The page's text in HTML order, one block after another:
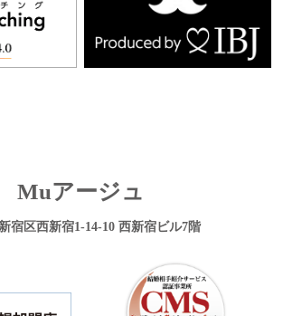
Muアージュ
宿区西新宿1-14-10 西新宿ビル7階